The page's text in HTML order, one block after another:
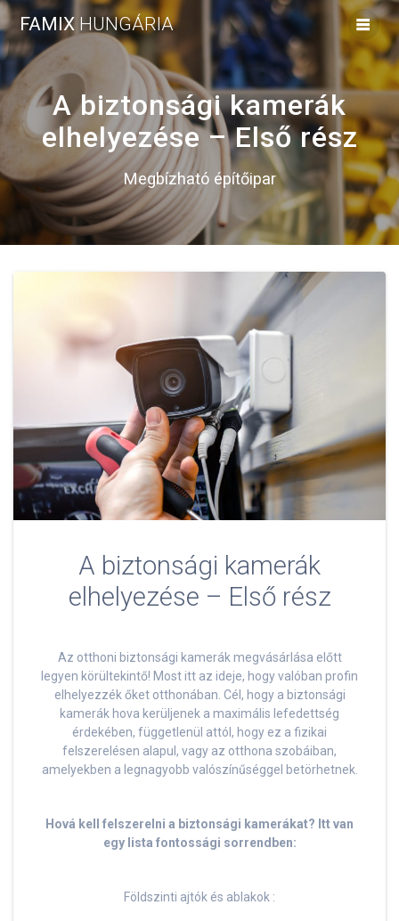
content
FAMIX HUNGÁRIA
A biztonsági kamerák
elhelyezése – Első rész
Megbízható építőipar
A biztonsági kamerák
elhelyezése – Első rész
Az otthoni biztonsági kamerák megvásárlása előtt
legyen körültekintő! Most itt az ideje, hogy valóban profin
elhelyezzék őket otthonában. Cél, hogy a biztonsági
kamerák hova kerüljenek a maximális lefedettség
érdekében, függetlenül attól, hogy ez a fizikai
felszerelésen alapul, vagy az otthona szobáiban,
amelyekben a legnagyobb valószínűséggel betörhetnek.
Hová kell felszerelni a biztonsági kamerákat? Itt van
egy lista fontossági sorrendben:
Földszinti ajtók és ablakok :